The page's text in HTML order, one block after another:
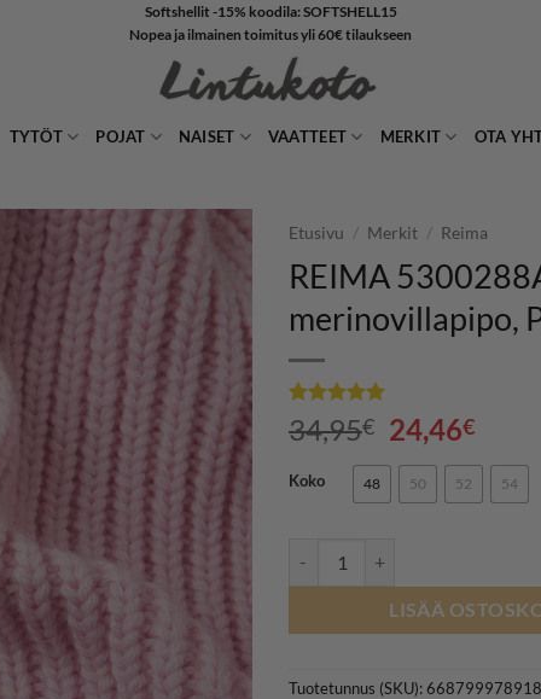
Softshellit -15% koodila: SOFTSHELL15
Nopea ja ilmainen toimitus yli 60€ tilaukseen
TYTÖT POJAT NAISET VAATTEET MERKIT OTA
LISÄÄ
SUOSIKKEIHIN
Etusivu / Merkit / Reima
REIMA
merinovillapipo,
Arvio5
5:stä
1
asiakkaan
arvotukseen.
34,95€
hinta
oli:
34,95€.
24,46€
hinta
on:
Koko 48 50 52 54
LISÄÄ
Tuotetunnus (SKU):668799978918